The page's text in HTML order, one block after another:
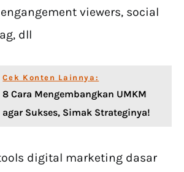
viewers, social
dll
Cek Konten Lainnya:
8 Cara Mengembangkan UMKM
agar Sukses, Simak Strateginya!
digital marketing dasar